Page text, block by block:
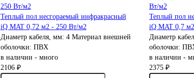
Теплый пол несгораемый инфракрасный
iQ MAT 0,72 м2 - 250 Вт/м2
Диаметр кабеля, мм: 4Материал внешней
оболочки: ПВХ
в наличии - много
2106 ₽
Теплый пол
iQ MAT 0,7
Диаметр
оболочки:
в наличии -
2375 ₽